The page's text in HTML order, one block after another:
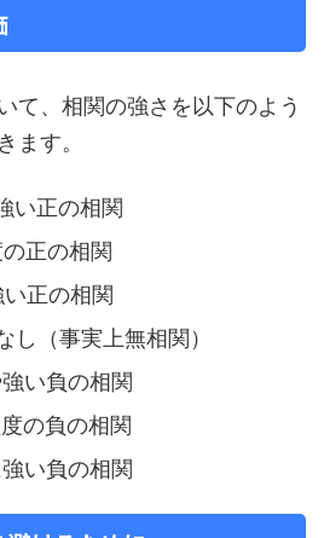
て、相関の強さを以下のよう
ます。
い正の相関
正の相関
正の相関
し（事実上無相関）
い負の相関
の負の相関
い負の相関